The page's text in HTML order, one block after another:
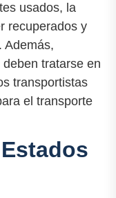
usados, la
recuperados y
Además,
tratarse en
transportistas
el transporte